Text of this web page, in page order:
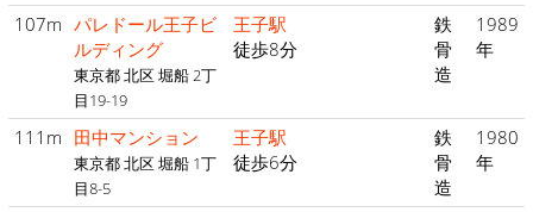
107m パレドール王子ビ
ルディング
東京都 北区 堀船 2丁
目19-19
王子駅
徒歩8分
鉄
骨
造
1989
年
111m 田中マンション
東京都 北区 堀船 1丁
目8-5
王子駅
徒歩6分
鉄
骨
造
1980
年